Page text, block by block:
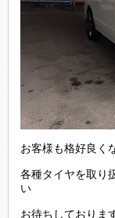
お客様も格好良く
各種タイヤを取り
い
お待ちしておりま